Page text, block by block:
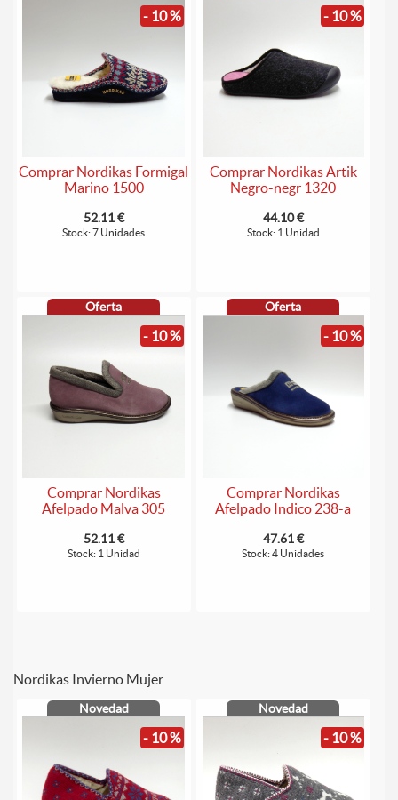
- 10 %
Comprar Nordikas Formigal
Marino 1500
52.11 €
Stock: 7 Unidades
- 10 %
Comprar Nordikas Artik
Negro-negr 1320
44.10 €
Stock: 1 Unidad
Oferta
- 10 %
Comprar Nordikas
Afelpado Malva 305
52.11 €
Stock: 1 Unidad
Oferta
- 10 %
Comprar Nordikas
Afelpado Indico 238-a
47.61 €
Stock: 4 Unidades
Nordikas Invierno Mujer
Novedad
- 10 %
Novedad
- 10 %